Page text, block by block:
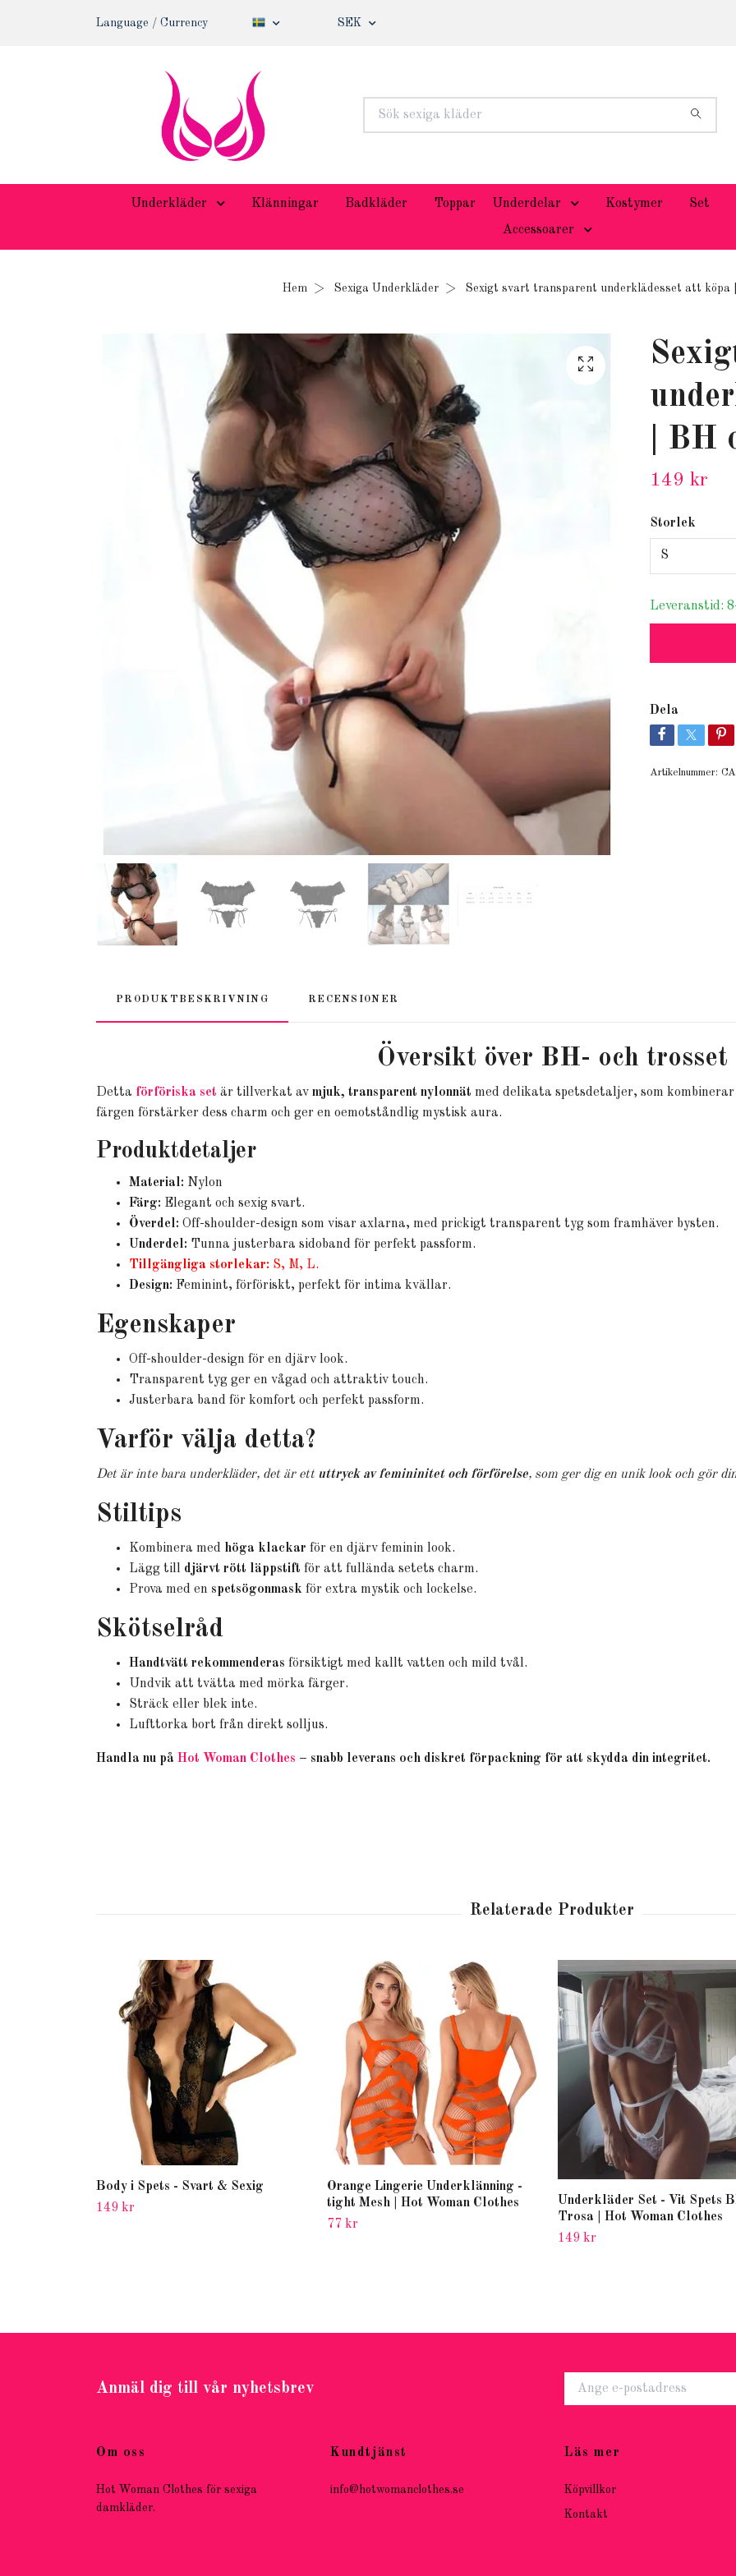
Language / Currency SEK
Underkläder Klänningar Badkläder Toppar Underdelar Kostymer Set
Accessoarer
Hem Sexiga Underkläder Sexigt svart transparent underklädesset att köpa
| BH
149 kr
Storlek
S
Leveranstid:
Dela
Artikelnummer:
PRODUKTBESKRIVNING RECENSIONER
Översikt över BH- och trosset
Detta förföriska set är tillverkat av mjuk, transparent nylonnät med delikata spetsdetaljer, som
färgen förstärker dess charm och ger en oemotståndlig mystisk aura.
Produktdetaljer
Material: Nylon
Färg: Elegant och sexig svart.
Överdel: Off-shoulder-design som visar axlarna, med prickigt transparent tyg som framhäver bysten.
Underdel: Tunna justerbara sidoband för perfekt passform.
Tillgängliga storlekar: S, M, L.
Design: Feminint, förföriskt, perfekt för intima kvällar.
Egenskaper
Off-shoulder-design för en djärv look.
Transparent tyg ger en vågad och attraktiv touch.
Justerbara band för komfort och perfekt passform.
Varför välja detta?
Det är inte bara underkläder, det är ett uttryck av femininitet och förförelse, som ger dig en unik look och gör
Stiltips
Kombinera med höga klackar för en djärv feminin look.
Lägg till djärvt rött läppstift för att fullända setets charm.
Prova med en spetsögonmask för extra mystik och lockelse.
Skötselråd
Handtvätt rekommenderas försiktigt med kallt vatten och mild tvål.
Undvik att tvätta med mörka färger.
Sträck eller blek inte.
Lufttorka bort från direkt solljus.
Handla nu på Hot Woman Clothes – snabb leverans och diskret förpackning för att skydda din integritet.
Body i Spets - Svart & Sexig
149 kr
Orange Lingerie Underklänning -
tight Mesh | Hot Woman Clothes
77 kr
Underkläder Set - Vit Spets
Trosa | Hot Woman Clothes
149 kr
Anmäl dig till vår nyhetsbrev
Om oss
Hot Woman Clothes för sexiga
damkläder.
Kundtjänst
info@hotwomanclothes.se
Läs mer
Köpvillkor
Kontakt